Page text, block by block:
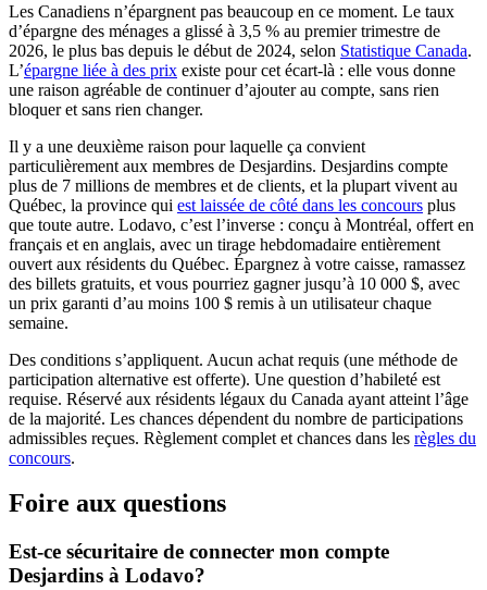
Les Canadiens n’épargnent pas beaucoup en ce moment. Le taux
d’épargne des ménages a glissé à 3,5 % au premier trimestre de
2026, le plus bas depuis le début de 2024, selon Statistique Canada.
L’épargne liée à des prix existe pour cet écart-là : elle vous donne
une raison agréable de continuer d’ajouter au compte, sans rien
bloquer et sans rien changer.
Il y a une deuxième raison pour laquelle ça convient
particulièrement aux membres de Desjardins. Desjardins compte
plus de 7 millions de membres et de clients, et la plupart vivent au
Québec, la province qui est laissée de côté dans les concours plus
que toute autre. Lodavo, c’est l’inverse : conçu à Montréal, offert en
français et en anglais, avec un tirage hebdomadaire entièrement
ouvert aux résidents du Québec. Épargnez à votre caisse, ramassez
des billets gratuits, et vous pourriez gagner jusqu’à 10 000 $, avec
un prix garanti d’au moins 100 $ remis à un utilisateur chaque
semaine.
Des conditions s’appliquent. Aucun achat requis (une méthode de
participation alternative est offerte). Une question d’habileté est
requise. Réservé aux résidents légaux du Canada ayant atteint l’âge
de la majorité. Les chances dépendent du nombre de participations
admissibles reçues. Règlement complet et chances dans les règles du
concours.
Foire aux questions
Est-ce sécuritaire de connecter mon compte
Desjardins à Lodavo?